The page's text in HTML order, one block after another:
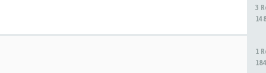
3
1